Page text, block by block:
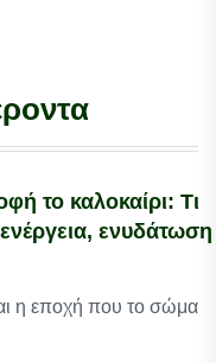
το καλοκαίρι: Τι
ενυδάτωση
η εποχή που το σώμα